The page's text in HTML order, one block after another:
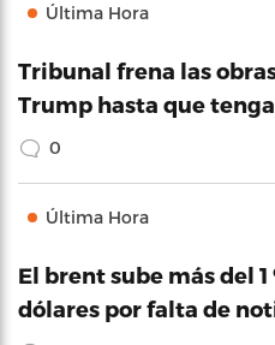
Última Hora
Tribunal frena las
Trump hasta que
0
Última Hora
El brent sube más del 1
dólares por falta de